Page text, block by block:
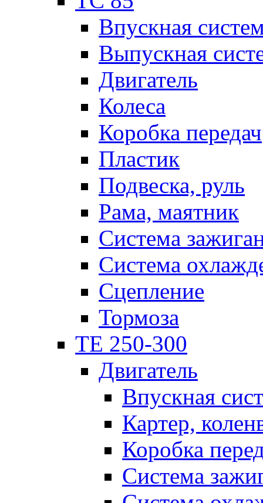
Впускная
Выпускная
Двигатель
Колеса
Коробка передач
Пластик
Подвеска, руль
Рама, маятник
Система
Система
Сцепление
Тормоза
TE 250-300
Двигатель
Впускная
Картер,
Коробка
Система